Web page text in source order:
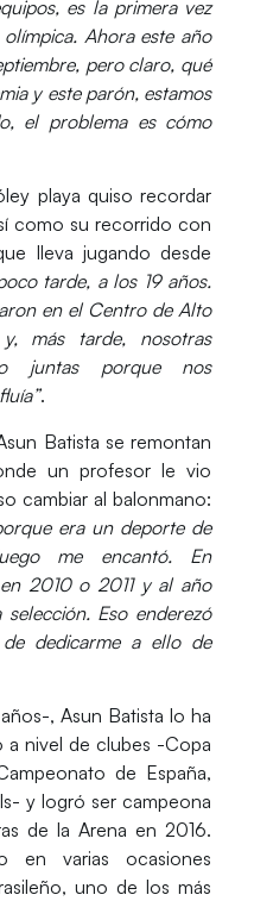
es la primera vez
Ahora este año
pero claro, qué
y este parón, estamos
el problema es cómo
playa quiso recordar
como su recorrido con
lleva jugando desde
tarde, a los 19 años.
en el Centro de Alto
más tarde, nosotras
juntas porque nos
.
Batista se remontan
un profesor le vio
cambiar al balonmano:
era un deporte de
me encantó. En
2010 o 2011 y al año
Eso enderezó
dedicarme a ello de
, Asun Batistalo ha
a nivel de clubes -Copa
de España,
y logró ser campeona
de la Arena en 2016.
en varias ocasiones
uno de los más